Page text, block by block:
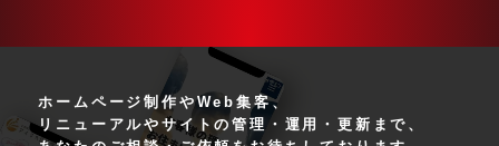
ホームページ制作やWeb集客、
リニューアルやサイトの管理・運用・更新まで、